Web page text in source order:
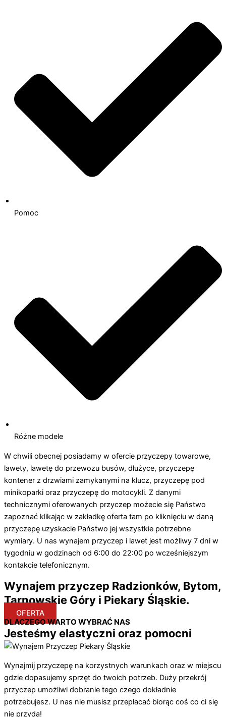
Pomoc
Różne modele
W chwili obecnej posiadamy w ofercie przyczepy towarowe,
lawety, lawetę do przewozu busów, dłużyce, przyczepę
kontener z drzwiami zamykanymi na klucz, przyczepę pod
minikoparki oraz przyczepę do motocykli. Z danymi
technicznymi oferowanych przyczep możecie się Państwo
zapoznać klikając w zakładkę oferta tam po kliknięciu w daną
przyczepę uzyskacie Państwo jej wszystkie potrzebne
wymiary. U nas wynajem przyczep i lawet jest możliwy 7 dni w
tygodniu w godzinach od 6:00 do 22:00 po wcześniejszym
kontakcie telefonicznym.
Wynajem przyczep Radzionków, Bytom,
Tarnowskie Góry i Piekary Śląskie.
OFERTA
DLACZEGO WARTO WYBRAĆ NAS
Jesteśmy elastyczni oraz pomocni
Wynajmij przyczepę na korzystnych warunkach oraz w miejscu
gdzie dopasujemy sprzęt do twoich potrzeb. Duży przekrój
przyczep umożliwi dobranie tego czego dokładnie
potrzebujesz. U nas nie musisz przepłacać biorąc coś co ci się
nie przyda!